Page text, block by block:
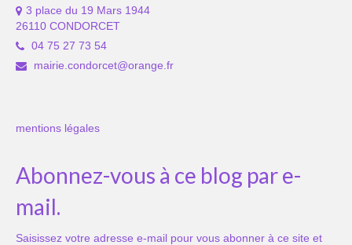
3 place du 19 Mars 1944
26110 CONDORCET
04 75 27 73 54
mairie.condorcet@orange.fr
mentions légales
Abonnez-vous à ce blog par e-
mail.
Saisissez votre adresse e-mail pour vous abonner à ce site et